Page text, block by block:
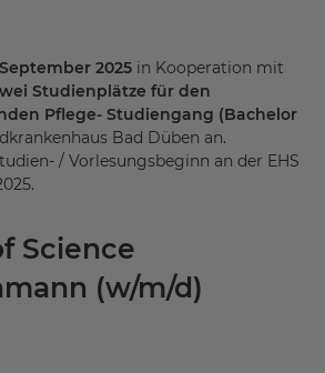
September 2025 in Kooperation mit
Studienplätze für den
Pflege- Studiengang (Bachelor
Bad Düben an.
/ Vorlesungsbeginn an der EHS
Science
(w/m/d)